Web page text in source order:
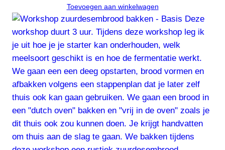
Toevoegen aan winkelwagen